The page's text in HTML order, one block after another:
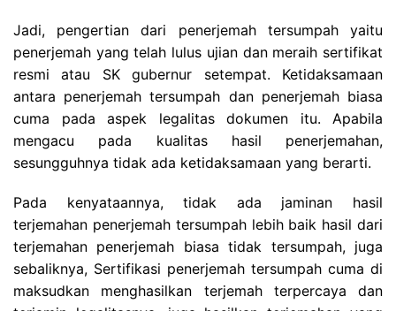
Jadi, pengertian dari penerjemah tersumpah yaitu
penerjemah yang telah lulus ujian dan meraih sertifikat
resmi atau SK gubernur setempat. Ketidaksamaan
antara penerjemah tersumpah dan penerjemah biasa
cuma pada aspek legalitas dokumen itu. Apabila
mengacu pada kualitas hasil penerjemahan,
sesungguhnya tidak ada ketidaksamaan yang berarti.
Pada kenyataannya, tidak ada jaminan hasil
terjemahan penerjemah tersumpah lebih baik hasil dari
terjemahan penerjemah biasa tidak tersumpah, juga
sebaliknya, Sertifikasi penerjemah tersumpah cuma di
maksudkan menghasilkan terjemah terpercaya dan